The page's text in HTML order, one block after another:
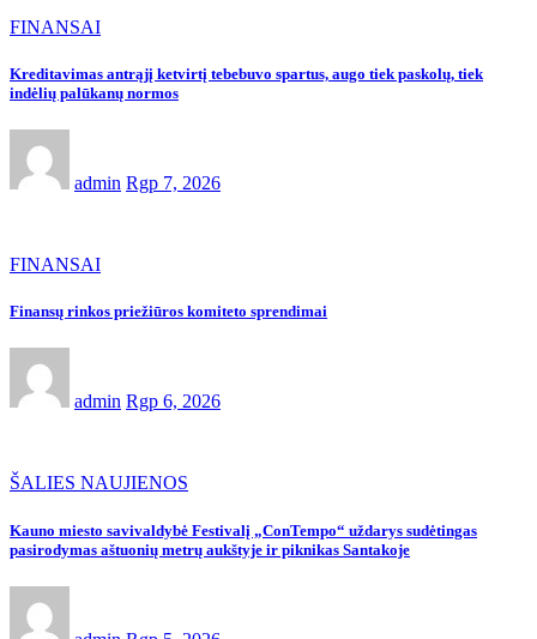
FINANSAI
Kreditavimas antrąjį ketvirtį tebebuvo spartus, augo tiek paskolų, tiek
indėlių palūkanų normos
admin Rgp 7, 2026
FINANSAI
Finansų rinkos priežiūros komiteto sprendimai
admin Rgp 6, 2026
ŠALIES NAUJIENOS
Kauno miesto savivaldybė Festivalį „ConTempo“ uždarys sudėtingas
pasirodymas aštuonių metrų aukštyje ir piknikas Santakoje